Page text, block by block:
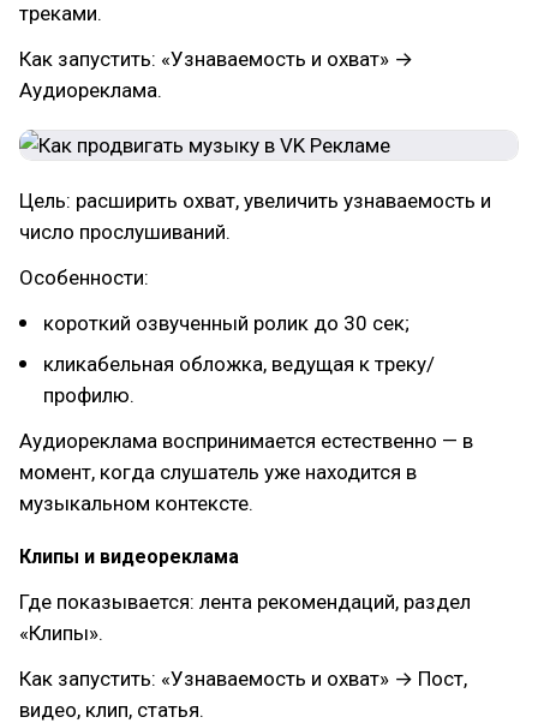
треками.
Как запустить: «Узнаваемость и охват» →
Аудиореклама.
Цель: расширить охват, увеличить узнаваемость и
число прослушиваний.
Особенности:
короткий озвученный ролик до 30 сек;
кликабельная обложка, ведущая к треку/
профилю.
Аудиореклама воспринимается естественно — в
момент, когда слушатель уже находится в
музыкальном контексте.
Клипы и видеореклама
Где показывается: лента рекомендаций, раздел
«Клипы».
Как запустить: «Узнаваемость и охват» → Пост,
видео, клип, статья.